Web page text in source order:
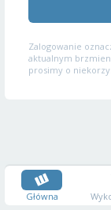
Zalogowanie
aktualnym
prosimy o
Główna